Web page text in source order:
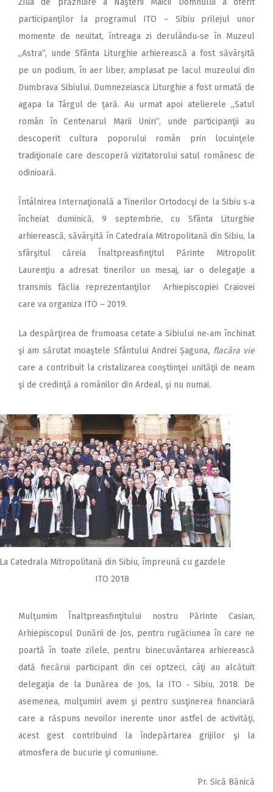
participanţilor la programul ITO – Sibiu prilejul unor
momente de neuitat, întreaga zi derulându‑se în Muzeul
„Astra“, unde Sfânta Liturghie arhierească a fost săvârşită
pe un podium, în aer liber, amplasat pe lacul muzeului din
Dumbrava Sibiului. Dumnezeiasca Liturghie a fost urmată de
agapa la Târgul de ţară. Au urmat apoi atelierele „Satul
român în Centenarul Marii Uniri“, unde participanţii au
descoperit cultura poporului român prin locuinţele
tradiţionale care descoperă vizitatorului satul românesc de
odinioară.
Întâlnirea Internaţională a Tinerilor Ortodocşi de la Sibiu s‑a
încheiat duminică, 9 septembrie, cu Sfânta Liturghie
arhierească, săvârşită în Catedrala Mitropolitană din Sibiu, la
sfârşitul căreia Înaltpreasfinţitul Părinte Mitropolit
Laurenţiu a adresat tinerilor un mesaj, iar o delegaţie a
transmis făclia reprezentanţilor Arhiepiscopiei Craiovei
care va organiza ITO – 2019.
La despărţirea de frumoasa cetate a Sibiului ne‑am închinat
şi am sărutat moaştele Sfântului Andrei Șaguna, flacăra vie
care a contribuit la cristalizarea conştiinţei unităţii de neam
şi de credinţă a românilor din Ardeal, şi nu numai.
Catedrala Mitropolitană din Sibiu, împreună cu gazdele
ITO 2018
Mulţumim Înalt­preasfin­ţitu­lui nostru Părinte Casian,
Arhiepiscopul Dunării de Jos, pentru rugăciunea în care ne
poartă în toate zilele, pentru binecuvântarea arhierească
dată fiecărui participant din cei optzeci, câţi au alcătuit
delegaţia de la Dunărea de Jos, la ITO ‑ Sibiu, 2018. De
asemenea, mulţumiri avem şi pentru susţinerea financiară
care a răspuns nevoilor inerente unor astfel de activităţi,
acest gest contribuind la îndepărtarea grijilor şi la
atmosfera de bucurie şi comuniune.
Pr. Sică Bănică